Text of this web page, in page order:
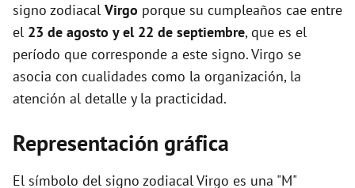
signo zodiacal Virgo porque su cumpleaños cae entre
el 23 de agosto y el 22 de septiembre, que es el
período que corresponde a este signo. Virgo se
asocia con cualidades como la organización, la
atención al detalle y la practicidad.
Representación gráfica
El símbolo del signo zodiacal Virgo es una "M"